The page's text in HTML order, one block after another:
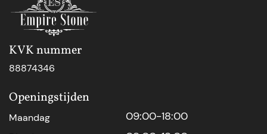
KVK nummer
88874346
Openingstijden
Maandag 09:00-18:00